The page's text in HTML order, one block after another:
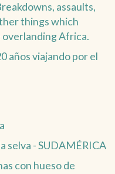
assaults,
things which
Africa.
años viajando por el
selva - SUDAMÉRICA
con hueso de